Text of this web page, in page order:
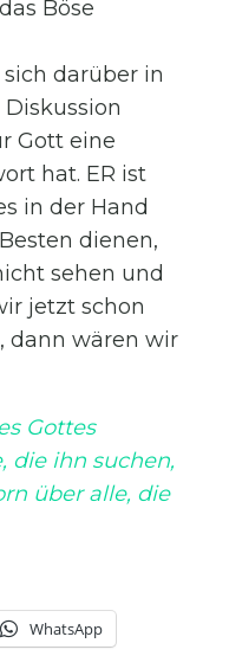
Böse
darüber in
Gott eine
hat. ER ist
in der Hand
dienen,
sehen und
jetzt schon
dann wären wir
Gottes
die ihn suchen,
über alle, die
WhatsApp